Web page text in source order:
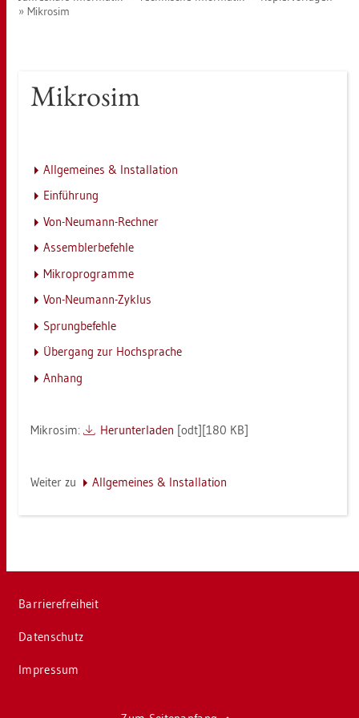
Mi­kro­sim
Mi­kro­sim
All­ge­mei­nes & In­stal­la­ti­on
Ein­füh­rung
Von-Neu­mann-Rech­ner
As­sem­bler­be­feh­le
Mi­kro­pro­gram­me
Von-Neu­mann-Zy­klus
Sprung­be­feh­le
Über­gang zur Hoch­spra­che
An­hang
Mi­kro­sim: Her­un­ter­la­den [odt][180 KB]
Wei­ter zu All­ge­mei­nes & In­stal­la­ti­on
Bar­rie­re­frei­heit
Da­ten­schutz
Im­pres­sum